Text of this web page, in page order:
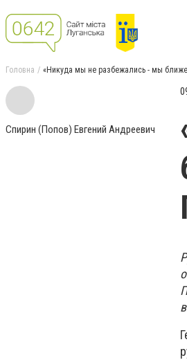
Головна «Никуда мы не разбежались - мы
Спирин (Попов) Евгений Андреевич